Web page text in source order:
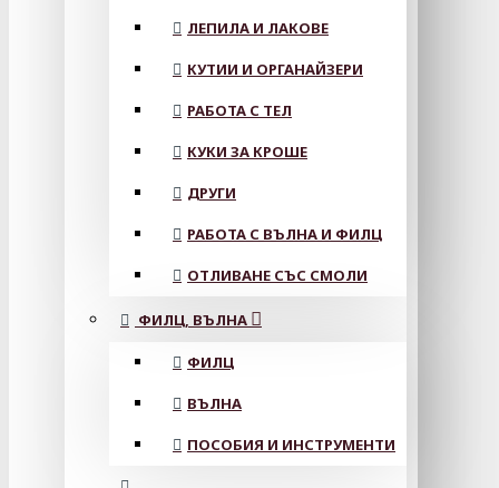
ЛЕПИЛА И ЛАКОВЕ
КУТИИ И ОРГАНАЙЗЕРИ
РАБОТА С ТЕЛ
КУКИ ЗА КРОШЕ
ДРУГИ
РАБОТА С ВЪЛНА И ФИЛЦ
ОТЛИВАНЕ СЪС СМОЛИ
ФИЛЦ, ВЪЛНА
ФИЛЦ
ВЪЛНА
ПОСОБИЯ И ИНСТРУМЕНТИ